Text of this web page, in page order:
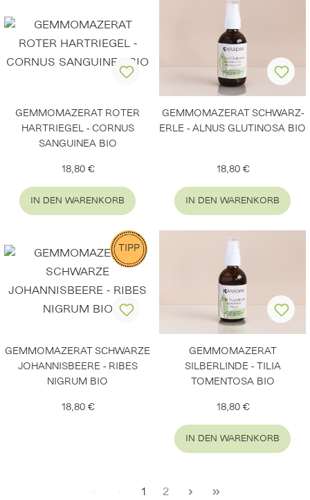
GEMMOMAZERAT ROTER
HARTRIEGEL - CORNUS
SANGUINEA BIO
Regulärer Preis:
18,80 €
IN DEN WARENKORB
GEMMOMAZERAT SCHWARZ-
ERLE - ALNUS GLUTINOSA BIO
Regulärer Preis:
18,80 €
IN DEN WARENKORB
TIPP
GEMMOMAZERAT SCHWARZE
JOHANNISBEERE - RIBES
NIGRUM BIO
Regulärer Preis:
18,80 €
GEMMOMAZERAT
SILBERLINDE - TILIA
TOMENTOSA BIO
Regulärer Preis:
18,80 €
IN DEN WARENKORB
Seite
1 Seite
2